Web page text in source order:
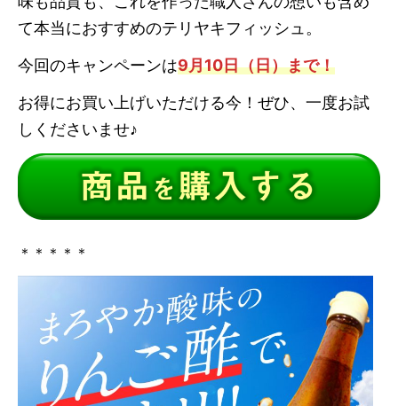
て本当におすすめのテリヤキフィッシュ。
今回のキャンペーンは9月10日（日）まで！
お得にお買い上げいただける今！ぜひ、一度お試
しくださいませ♪
＊＊＊＊＊